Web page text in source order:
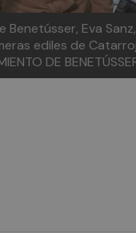
Benetússer, Eva
ediles de
DE